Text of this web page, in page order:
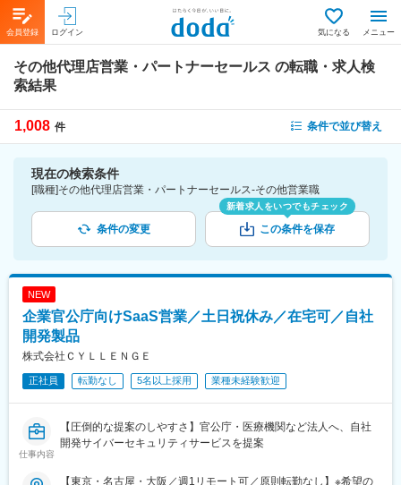
会員登録 ログイン 気になる メニュー
その他代理店営業・パートナーセールス の転職・求人検
索結果
1,008 件 条件で並び替え
現在の検索条件
[職種]その他代理店営業・パートナーセールス-その他営業職
条件の変更
新着求人をいつでもチェック
この条件を保存
NEW
企業官公庁向けSaaS営業／土日祝休み／在宅可／自社
開発製品
株式会社ＣＹＬＬＥＮＧＥ
正社員 転勤なし 5名以上採用 業種未経験歓迎
仕事内容
【圧倒的な提案のしやすさ】官公庁・医療機関など法人へ、自社
開発サイバーセキュリティサービスを提案
【東京・名古屋・大阪／週1リモート可／原則転勤なし】※希望の